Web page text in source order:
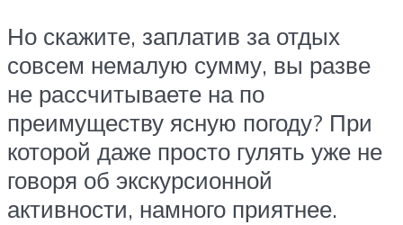
Но скажите, заплатив за отдых
совсем немалую сумму, вы разве
не рассчитываете на по
преимуществу ясную погоду? При
которой даже просто гулять уже не
говоря об экскурсионной
активности, намного приятнее.